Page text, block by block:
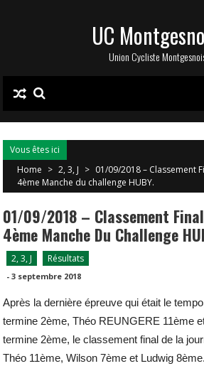
UC
Union Cycliste
Vous êtes ici
Home > 2, 3, J > 01/09/2018 – Classement
4ème Manche du challenge HUBY.
01/09/2018 – Classement
4ème Manche Du Challenge
2, 3, J Résultats
-3 septembre 2018
Après la dernière épreuve qui était le
termine 2ème, Théo REUNGERE 11ème
termine 2ème, le classement final de la
Théo 11ème, Wilson 7ème et Ludwig 8ème.